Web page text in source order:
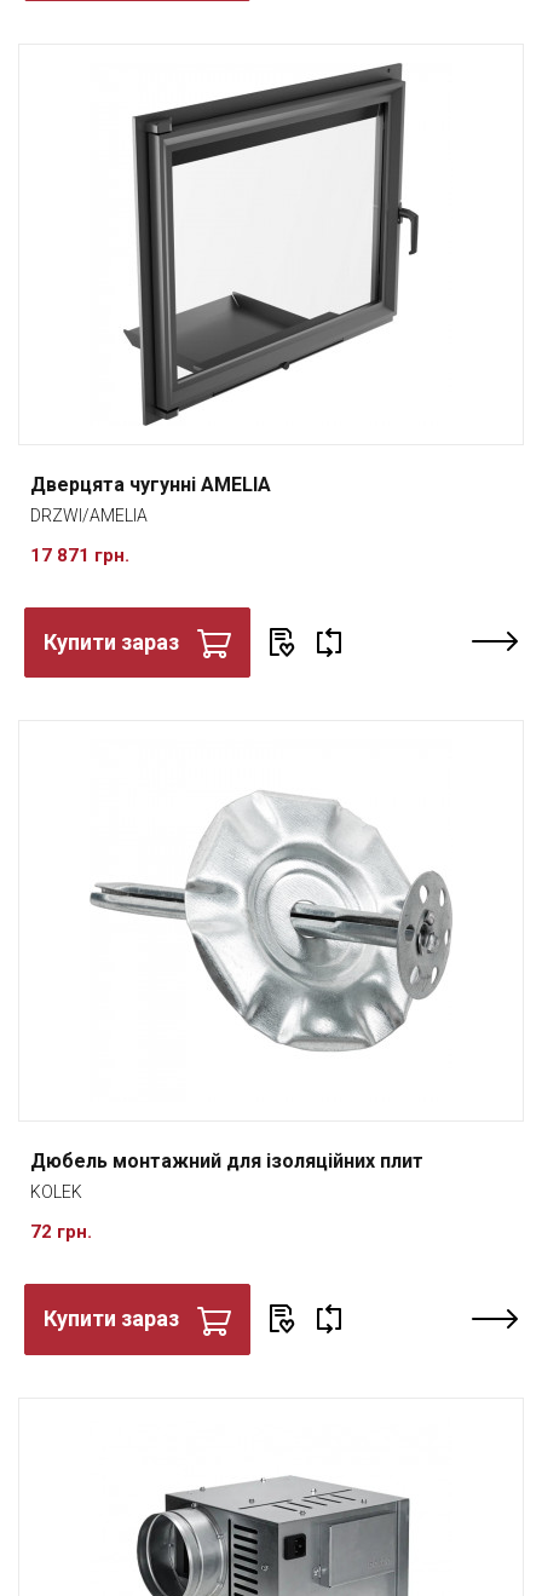
Дверцята чугунні AMELIA
DRZWI/AMELIA
17 871 грн.
Купити зараз
Дюбель монтажний для ізоляційних плит
KOLEK
72 грн.
Купити зараз